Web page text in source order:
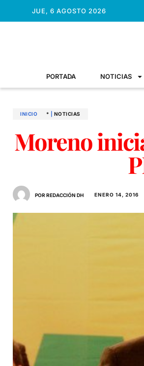
JUE, 6 AGOSTO 2026
PORTADA NOTICIAS
INICIO * NOTICIAS
Moreno
POR REDACCIÓN DH ENERO 14, 2016